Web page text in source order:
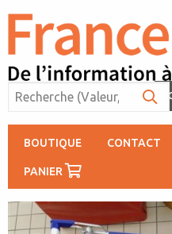
BOUTIQUE CONTACT
PANIER